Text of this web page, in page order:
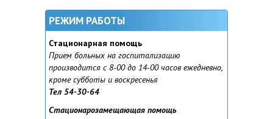
РЕЖИМ РАБОТЫ
Стационарная помощь
Прием больных на госпитализацию
производится с 8-00 до 14-00 часов ежедневно,
кроме субботы и воскресенья
Тел 54-30-64
Стационарозамещающая помощь